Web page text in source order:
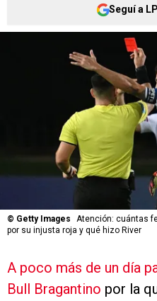
Seguí a
© Getty Images
Atención: cuántas
por su injusta roja y qué hizo River
A poco más de un día
Bull Bragantino por la